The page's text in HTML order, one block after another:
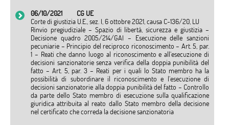
06/10/2021
CG UE
Corte di giustizia U.E., sez. I, 6 ottobre 2021, causa C-136/20, LU
Rinvio pregiudiziale – Spazio di libertà, sicurezza e giustizia –
Decisione quadro 2005/214/GAI – Esecuzione delle sanzioni
pecuniarie – Principio del reciproco riconoscimento – Art. 5, par.
1 – Reati che danno luogo al riconoscimento e all’esecuzione di
decisioni sanzionatorie senza verifica della doppia punibilità del
fatto – Art. 5, par. 3 – Reati per i quali lo Stato membro ha la
possibilità di subordinare il riconoscimento e l’esecuzione di
decisioni sanzionatorie alla doppia punibilità del fatto – Controllo
da parte dello Stato membro di esecuzione sulla qualificazione
giuridica attribuita al reato dallo Stato membro della decisione
nel certificato che correda la decisione sanzionatoria